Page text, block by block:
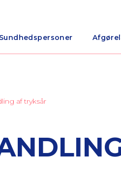
Sundhedspersoner
af tryksår